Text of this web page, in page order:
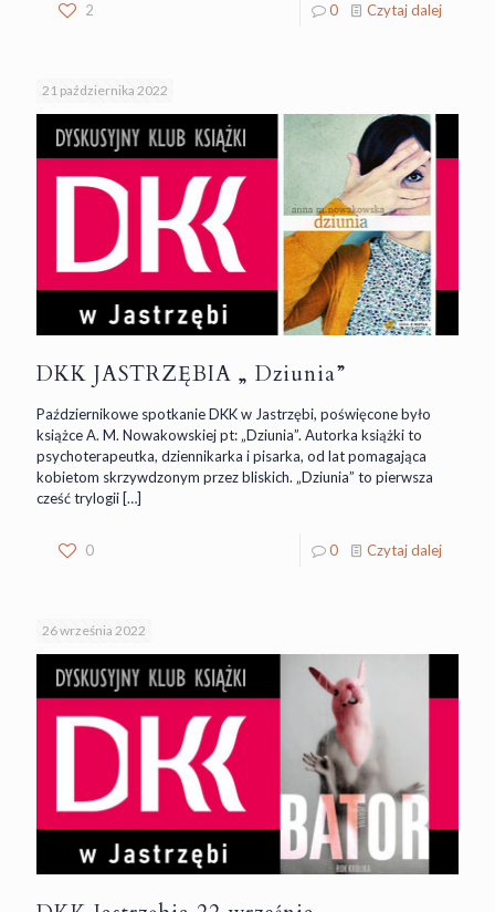
2 0 Czytaj dalej
21 października 2022
DKK JASTRZĘBIA „ Dziunia”
Październikowe spotkanie DKK w Jastrzębi, poświęcone było
książce A. M. Nowakowskiej pt: „Dziunia”. Autorka książki to
psychoterapeutka, dziennikarka i pisarka, od lat pomagająca
kobietom skrzywdzonym przez bliskich. „Dziunia” to pierwsza
cześć trylogii[…]
0 0 Czytaj dalej
26 września 2022